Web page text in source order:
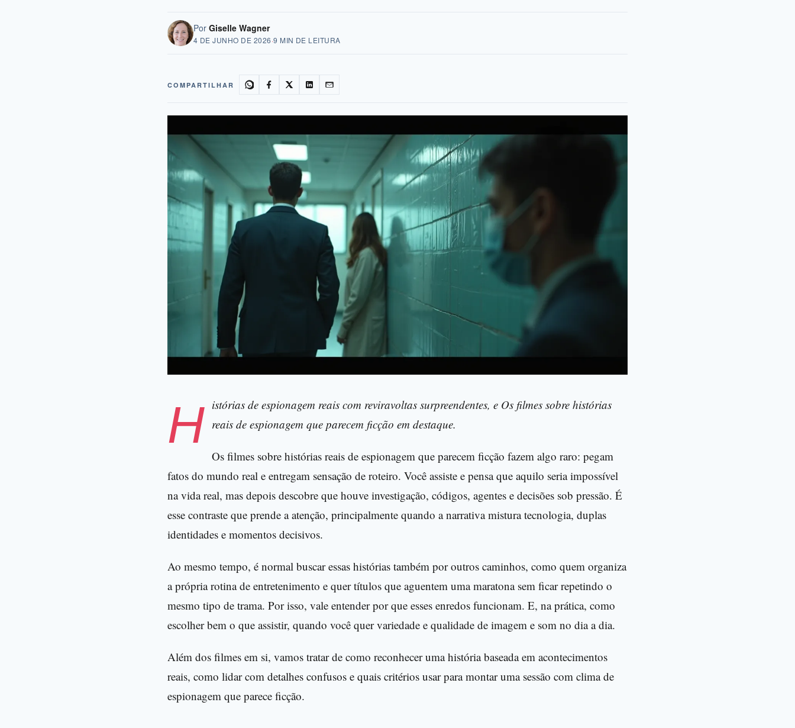
Por Giselle Wagner
4 DE JUNHO DE 2026·9 MIN DE LEITURA
COMPARTILHAR
Histórias de espionagem reais com reviravoltas surpreendentes, e Os filmes sobre histórias reais de espionagem que parecem ficção em destaque.
Os filmes sobre histórias reais de espionagem que parecem ficção fazem algo raro: pegam
fatos do mundo real e entregam sensação de roteiro. Você assiste e pensa que aquilo seria impossível
na vida real, mas depois descobre que houve investigação, códigos, agentes e decisões sob pressão. É
esse contraste que prende a atenção, principalmente quando a narrativa mistura tecnologia, duplas
identidades e momentos decisivos.
Ao mesmo tempo, é normal buscar essas histórias também por outros caminhos, como quem organiza
a própria rotina de entretenimento e quer títulos que aguentem uma maratona sem ficar repetindo o
mesmo tipo de trama. Por isso, vale entender por que esses enredos funcionam. E, na prática, como
escolher bem o que assistir, quando você quer variedade e qualidade de imagem e som no dia a dia.
Além dos filmes em si, vamos tratar de como reconhecer uma história baseada em acontecimentos
reais, como lidar com detalhes confusos e quais critérios usar para montar uma sessão com clima de
espionagem que parece ficção.